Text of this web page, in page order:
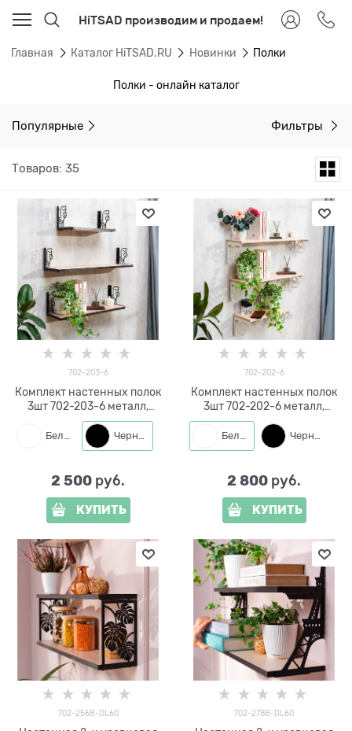
HiTSAD производим и продаем!
Главная Каталог HiTSAD.RU Новинки Полки
Полки - онлайн каталог
Популярные Фильтры
Товаров: 35
702-203-6
Комплект настенных полок
3шт 702-203-6 металл,
ЛДСП
Белый Черный
2 500 руб.
КУПИТЬ
702-202-6
Комплект настенных полок
3шт 702-202-6 металл,
ЛДСП
Белый Черный
2 800 руб.
КУПИТЬ
702-256B-DL60 702-278B-DL60